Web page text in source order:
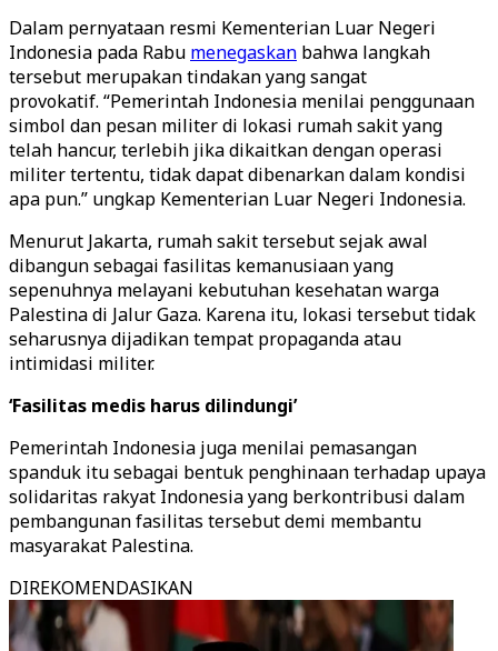
Dalam pernyataan resmi Kementerian Luar Negeri
Indonesia pada Rabu menegaskan bahwa langkah
tersebut merupakan tindakan yang sangat
provokatif. “Pemerintah Indonesia menilai penggunaan
simbol dan pesan militer di lokasi rumah sakit yang
telah hancur, terlebih jika dikaitkan dengan operasi
militer tertentu, tidak dapat dibenarkan dalam kondisi
apa pun.” ungkap Kementerian Luar Negeri Indonesia.
Menurut Jakarta, rumah sakit tersebut sejak awal
dibangun sebagai fasilitas kemanusiaan yang
sepenuhnya melayani kebutuhan kesehatan warga
Palestina di Jalur Gaza. Karena itu, lokasi tersebut tidak
seharusnya dijadikan tempat propaganda atau
intimidasi militer.
‘Fasilitas medis harus dilindungi’
Pemerintah Indonesia juga menilai pemasangan
spanduk itu sebagai bentuk penghinaan terhadap upaya
solidaritas rakyat Indonesia yang berkontribusi dalam
pembangunan fasilitas tersebut demi membantu
masyarakat Palestina.
DIREKOMENDASIKAN